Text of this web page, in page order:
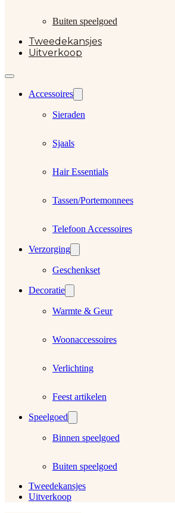
Buiten speelgoed
Tweedekansjes
Uitverkoop
Accessoires
Sieraden
Sjaals
Hair Essentials
Tassen/Portemonnees
Telefoon Accessoires
Verzorging
Geschenkset
Decoratie
Warmte & Geur
Woonaccessoires
Verlichting
Feest artikelen
Speelgoed
Binnen speelgoed
Buiten speelgoed
Tweedekansjes
Uitverkoop